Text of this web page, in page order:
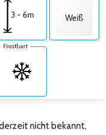
3 - 6m Weiß
Frosthart
nicht bekannt,